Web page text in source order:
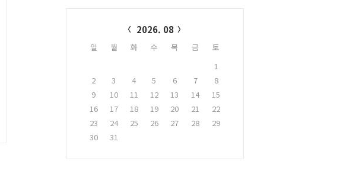
2026. 08
일 월 화 수 목 금
토
1
2
3 4 5 6 7
8
9
10 11 12 13 14
15
16
17 18 19 20 21
22
23
24 25 26 27 28
29
30
31